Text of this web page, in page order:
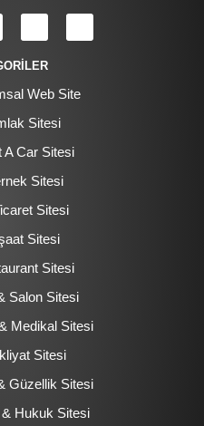
Web Site
Sitesi
A Car Sitesi
Sitesi
Sitesi
Sitesi
Sitesi
Salon Sitesi
Medikal Sitesi
Sitesi
Güzellik Sitesi
& Hukuk Sitesi